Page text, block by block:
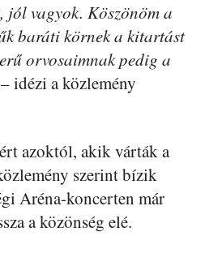
jól vagyok. Köszönöm a
baráti körnek a kitartást
orvosaimnak pedig a
– idézi a közlemény
azoktól, akik várták a
szerint bízik
Aréna-koncerten már
a közönség elé.